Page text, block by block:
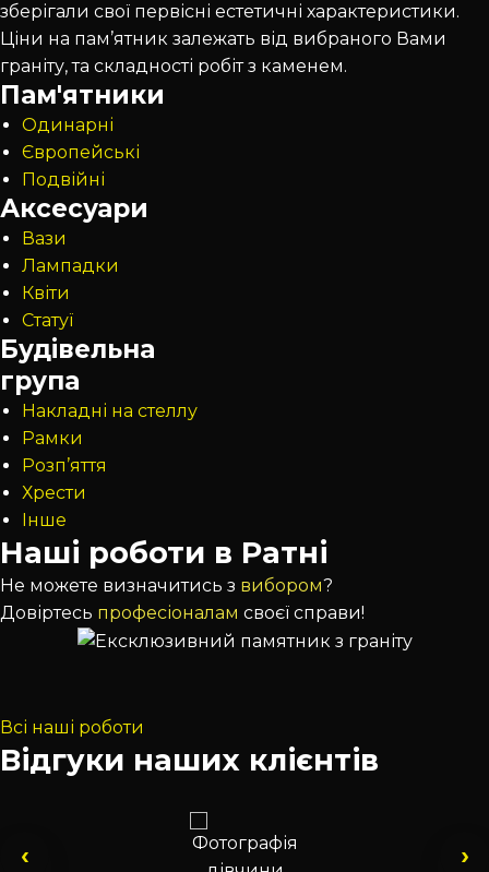
зберігали свої первісні естетичні характеристики.
Ціни на пам’ятник залежать від вибраного Вами
граніту, та складності робіт з каменем.
Пам'ятники
Одинарні
Європейські
Подвійні
Аксесуари
Вази
Лампадки
Квіти
Статуї
Будівельна
група
Накладні на стеллу
Рамки
Розп’яття
Хрести
Інше
Наші роботи в Ратні
Не можете визначитись з вибором?
Довіртесь професіоналам своєї справи!
Всі наші роботи
Відгуки наших клієнтів
‹ ›